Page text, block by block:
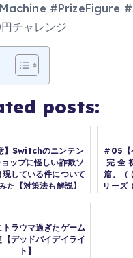
#PrizeFigure
チャレンジ
posts:
】Switchのニンテン
ョップに怪しい詐欺ソ
現している件について
た【対策法も解説】
#05【
完 全
篇。（
リーズ
トラウマ過ぎたゲーム
【デッドバイデイライ
ト】